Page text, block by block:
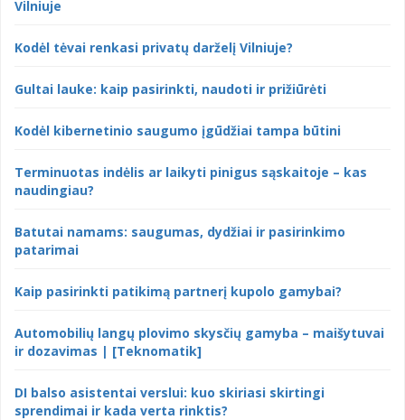
Vilniuje
Kodėl tėvai renkasi privatų darželį Vilniuje?
Gultai lauke: kaip pasirinkti, naudoti ir prižiūrėti
Kodėl kibernetinio saugumo įgūdžiai tampa būtini
Terminuotas indėlis ar laikyti pinigus sąskaitoje – kas
naudingiau?
Batutai namams: saugumas, dydžiai ir pasirinkimo
patarimai
Kaip pasirinkti patikimą partnerį kupolo gamybai?
Automobilių langų plovimo skysčių gamyba – maišytuvai
ir dozavimas | [Teknomatik]
DI balso asistentai verslui: kuo skiriasi skirtingi
sprendimai ir kada verta rinktis?